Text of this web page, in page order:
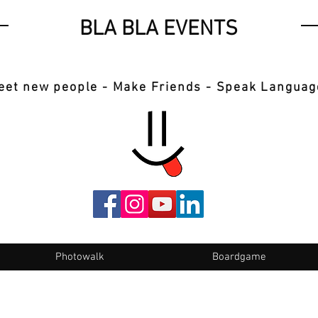
BLA BLA EVENTS
new people - Make Friends - Speak
Photowalk Boardgame